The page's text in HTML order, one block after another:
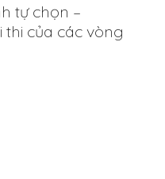
tự chọn –
của các vòng